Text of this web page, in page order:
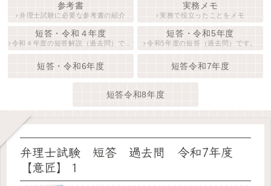
参考書
弁理士試験に必要な参考書の紹介
実務メモ
実務で役立ったことをメモ
短答・令和４年度
令和４年度の短答解説（過去問）です。
短答・令和5年度
令和5年度の短答（過去問）です。
短答・令和6年度 短答令和7年度
短答令和8年度
弁理士試験 短答 過去問 令和7年度
【意匠】１